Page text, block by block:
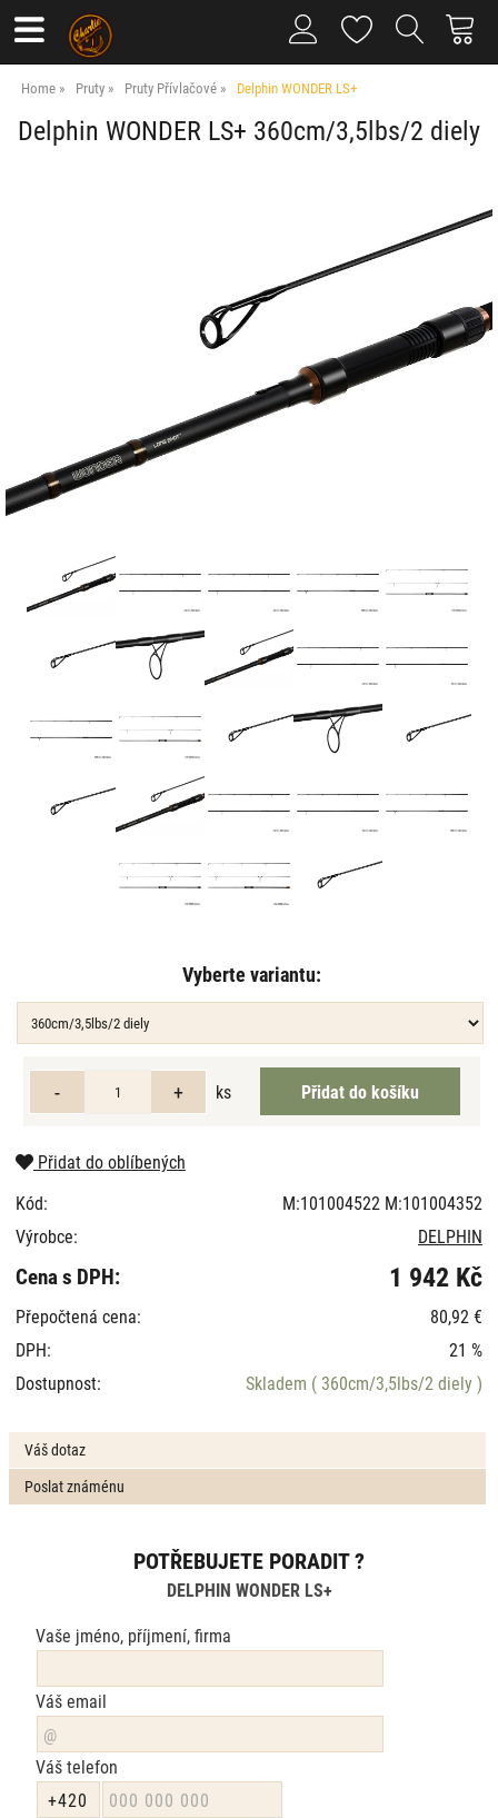
Home Pruty Pruty Přívlačové Delphin WONDER LS+
Delphin WONDER LS+ 360cm/3,5lbs/2 diely
Vyberte variantu:
ks
Přidat do oblíbených
Kód:
M:101004522 M:101004352
Výrobce:
DELPHIN
Cena s DPH: 1 942 Kč
Přepočtená cena:
80,92 €
DPH:
21 %
Dostupnost:
Skladem ( 360cm/3,5lbs/2 diely )
Váš dotaz
Poslat známénu
POTŘEBUJETE PORADIT ?
DELPHIN WONDER LS+
Vaše jméno, příjmení, firma
Váš email
Váš telefon